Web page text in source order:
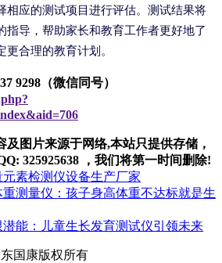
相应的测试项目进行评估。测试结果将
指导，帮助家长和教育工作者更好地了
合理的教育计划。
9298（微信同号）
图片来源于网络,本站只提供存储，
325925638 ，我们将第一时间删除!
重测量仪：孩子身高体重不达标就是生
能：儿童生长发育测试仪引领未来
东国康版权所有